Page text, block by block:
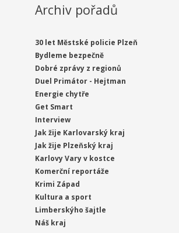
Archiv pořadů
30 let Městské policie Plzeň
Bydleme bezpečně
Dobré zprávy z regionů
Duel Primátor - Hejtman
Energie chytře
Get Smart
Interview
Jak žije Karlovarský kraj
Jak žije Plzeňský kraj
Karlovy Vary v kostce
Komerční reportáže
Krimi Západ
Kultura a sport
Limberskýho šajtle
Náš kraj